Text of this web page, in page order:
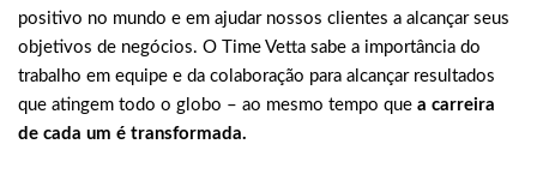
positivo no mundo e em ajudar nossos clientes a alcançar seus
objetivos de negócios. O Time Vetta sabe a importância do
trabalho em equipe e da colaboração para alcançar resultados
que atingem todo o globo – ao mesmo tempo que a carreira
de cada um é transformada.